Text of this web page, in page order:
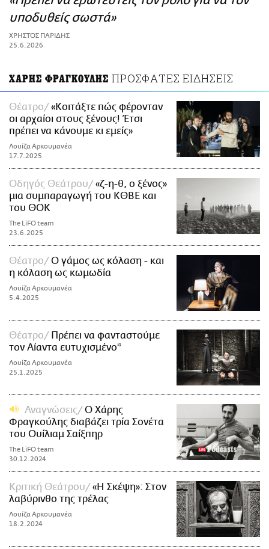
ΑΜΠΑ
PRINT
υποδυθείς σωστά»
ΧΡΗΣΤΟΣ ΠΑΡΙΔΗΣ
25.6.2026
ΧΑΡΗΣ ΦΡΑΓΚΟΥΛΗΣ ΠΡΟΣΦΑΤΕΣ ΕΙΔΗΣΕΙΣ
Θέατρο
«Κοιτάξτε πώς φέρονταν
οι αρχαίοι στους ξένους! Έτσι
πρέπει να κάνουμε κι εμείς»
Λουίζα Αρκουμανέα
17.7.2025
Οδηγός Θεάτρου
«ζ-η-θ, ο ξένος»
μια συμπαραγωγή του ΚΘΒΕ και
του ΘΟΚ
The LiFO team
23.6.2025
Θέατρο
Ο γάμος ως κόλαση - και
η κόλαση ως κωμωδία
Λουίζα Αρκουμανέα
5.4.2025
Θέατρο
Πρέπει να φανταστούμε
τον Αίαντα ευτυχισμένο*
Λουίζα Αρκουμανέα
25.1.2025
Αναγνώσεις
Ο Χάρης
Φραγκούλης διαβάζει τρία Σονέτα
του Ουίλιαμ Σαίξπηρ
The LiFO team
30.12.2024
Κριτική Θεάτρου
«Η Σκέψη»: Στον
λαβύρινθο της τρέλας
Λουίζα Αρκουμανέα
18.2.2024